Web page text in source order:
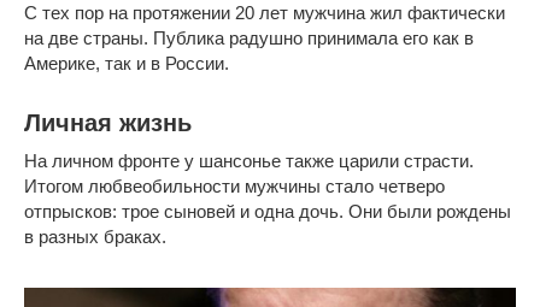
С тех пор на протяжении 20 лет мужчина жил фактически
на две страны. Публика радушно принимала его как в
Америке, так и в России.
Личная жизнь
На личном фронте у шансонье также царили страсти.
Итогом любвеобильности мужчины стало четверо
отпрысков: трое сыновей и одна дочь. Они были рождены
в разных браках.